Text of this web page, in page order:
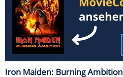
Iron Maiden: Burning Ambition